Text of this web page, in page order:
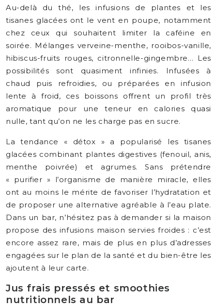
Au-delà du thé, les infusions de plantes et les
tisanes glacées ont le vent en poupe, notamment
chez ceux qui souhaitent limiter la caféine en
soirée. Mélanges verveine-menthe, rooibos-vanille,
hibiscus-fruits rouges, citronnelle-gingembre… Les
possibilités sont quasiment infinies. Infusées à
chaud puis refroidies, ou préparées en infusion
lente à froid, ces boissons offrent un profil très
aromatique pour une teneur en calories quasi
nulle, tant qu’on ne les charge pas en sucre.
La tendance « détox » a popularisé les tisanes
glacées combinant plantes digestives (fenouil, anis,
menthe poivrée) et agrumes. Sans prétendre
« purifier » l’organisme de manière miracle, elles
ont au moins le mérite de favoriser l’hydratation et
de proposer une alternative agréable à l’eau plate.
Dans un bar, n’hésitez pas à demander si la maison
propose des infusions maison servies froides : c’est
encore assez rare, mais de plus en plus d’adresses
engagées sur le plan de la santé et du bien-être les
ajoutent à leur carte.
Jus frais pressés et smoothies
nutritionnels au bar